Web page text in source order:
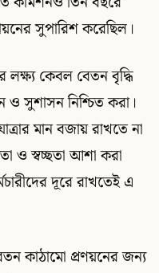
সুপারিশ করেছিল।
কেবল বেতন বৃদ্ধি
ও সুশাসন নিশ্চিত করা।
মান বজায় রাখতে না
ও স্বচ্ছতা আশা করা
দূরে রাখতেই এ
কাঠামো প্রণয়নের জন্য